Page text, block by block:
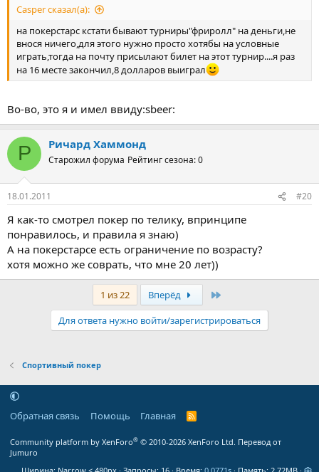
Casper сказал(а):
на покерстарс кстати бывают турниры"фриролл" на деньги,не
внося ничего,для этого нужно просто хотябы на условные
играть,тогда на почту присылают билет на этот турнир....я раз
на 16 месте закончил,8 долларов выиграл
Во-во, это я и имел ввиду:sbeer:
Р Ричард Хаммонд
Старожил форума Рейтинг сезона: 0
18.01.2011 #20
Я как-то смотрел покер по телику, впринципе
понравилось, и правила я знаю)
А на покерстарсе есть ограничение по возрасту?
хотя можно же соврать, что мне 20 лет))
1 из 22 Вперёд
Для ответа нужно войти/зарегистрироваться
Спортивный покер
Обратная связь Помощь Главная
R
Community platform by XenForo® © 2010-2026 XenForo Ltd. Перевод от
Jumuro